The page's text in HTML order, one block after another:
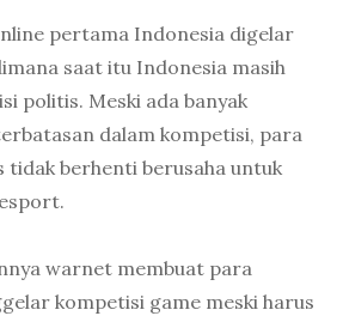
pertama Indonesia digelar
saat itu Indonesia masih
politis. Meski ada banyak
dalam kompetisi, para
tidak berhenti berusaha untuk
warnet membuat para
kompetisi game meski harus